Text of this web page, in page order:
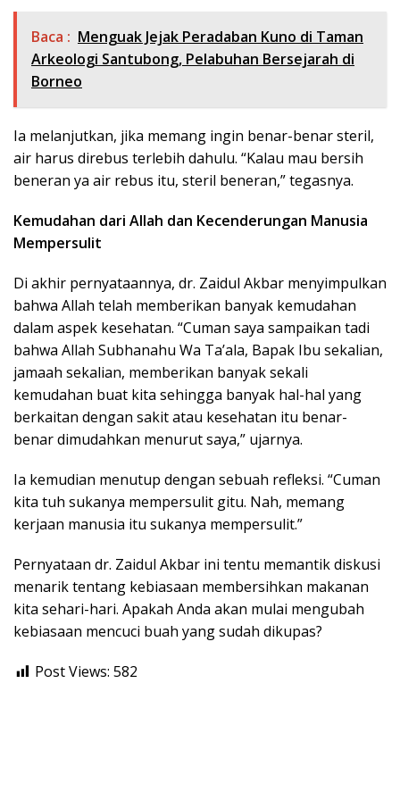
Baca : Menguak Jejak Peradaban Kuno di Taman
Arkeologi Santubong, Pelabuhan Bersejarah di
Borneo
Ia melanjutkan, jika memang ingin benar-benar steril,
air harus direbus terlebih dahulu. “Kalau mau bersih
beneran ya air rebus itu, steril beneran,” tegasnya.
Kemudahan dari Allah dan Kecenderungan Manusia
Mempersulit
Di akhir pernyataannya, dr. Zaidul Akbar menyimpulkan
bahwa Allah telah memberikan banyak kemudahan
dalam aspek kesehatan. “Cuman saya sampaikan tadi
bahwa Allah Subhanahu Wa Ta’ala, Bapak Ibu sekalian,
jamaah sekalian, memberikan banyak sekali
kemudahan buat kita sehingga banyak hal-hal yang
berkaitan dengan sakit atau kesehatan itu benar-
benar dimudahkan menurut saya,” ujarnya.
Ia kemudian menutup dengan sebuah refleksi. “Cuman
kita tuh sukanya mempersulit gitu. Nah, memang
kerjaan manusia itu sukanya mempersulit.”
Pernyataan dr. Zaidul Akbar ini tentu memantik diskusi
menarik tentang kebiasaan membersihkan makanan
kita sehari-hari. Apakah Anda akan mulai mengubah
kebiasaan mencuci buah yang sudah dikupas?
Post Views: 582